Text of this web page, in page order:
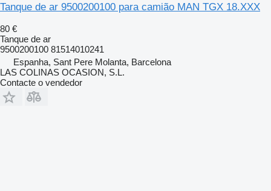
Tanque de ar 9500200100 para camião MAN TGX 18.XXX
80 €
Tanque de ar
9500200100 81514010241
Espanha, Sant Pere Molanta, Barcelona
LAS COLINAS OCASION, S.L.
Contacte o vendedor